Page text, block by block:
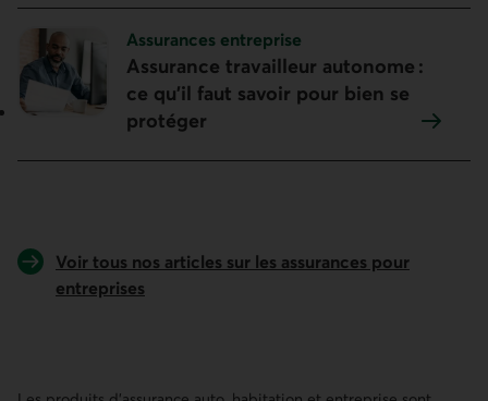
Sujet :
Assurances entreprise
Assurance travailleur autonome :
ce qu’il faut savoir pour bien se
protéger
Voir tous nos articles sur les assurances pour
entreprises